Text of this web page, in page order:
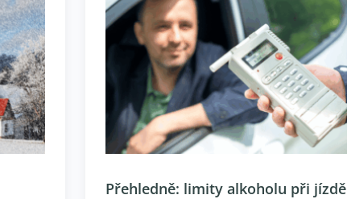
Přehledně: limity alkoholu při jízdě